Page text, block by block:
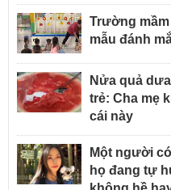
Trường
mẫu đánh
Nửa quả
trẻ: Cha mẹ
cái này
Một người
họ đang tự